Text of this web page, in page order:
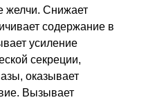
желчи. Снижает
содержание в
усиление
секреции,
оказывает
Вызывает